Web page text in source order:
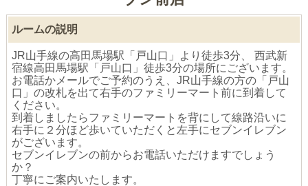
ルームの説明
JR山手線の高田馬場駅「戸山口」より徒歩3分、 西武新
宿線高田馬場駅「戸山口」徒歩3分の場所にございます。
お電話かメールでご予約のうえ、JR山手線の方の「戸山
口」の改札を出て右手のファミリーマート前に到着して
ください。
到着しましたらファミリーマートを背にして線路沿いに
右手に２分ほど歩いていただくと左手にセブンイレブン
がございます。
セブンイレブンの前からお電話いただけますでしょう
か？
丁寧にご案内いたします。